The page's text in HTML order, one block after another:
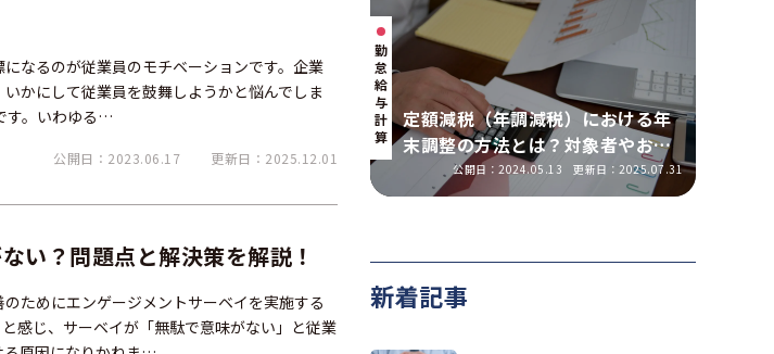
なるのが従業員のモチベーションです。企業
かにして従業員を鼓舞しようかと悩んでしま
す。いわゆる…
公開日：2023.06.17 更新日：2025.12.01
い？問題点と解決策を解説！
ためにエンゲージメントサーベイを実施する
感じ、サーベイが「無駄で意味がない」と従業
勤
怠・
給
与
計
算
定額減税（年調減税）における年
末調整の方法とは？対象者やおこ
なう手順を解説
公開日：2024.05.13 更新日：2025.07.31
新着記事